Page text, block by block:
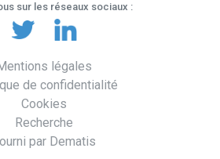
sur les réseaux sociaux :
légales
de confidentialité
Cookies
Recherche
par Dematis